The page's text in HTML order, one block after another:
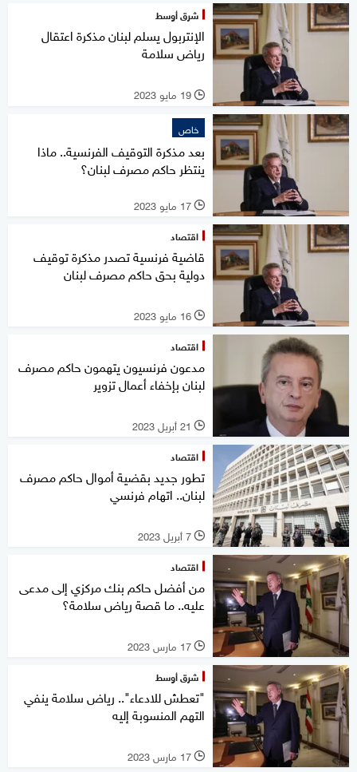
شرق أوسط
الإنتربول يسلم لبنان مذكرة اعتقال
رياض سلامة
l 19 مايو 2023
خاص
بعد مذكرة التوقيف الفرنسية.. ماذا
ينتظر حاكم مصرف لبنان؟
l 17 مايو 2023
اقتصاد
قاضية فرنسية تصدر مذكرة توقيف
دولية بحق حاكم مصرف لبنان
l 16 مايو 2023
اقتصاد
مدعون فرنسيون يتهمون حاكم مصرف
لبنان بإخفاء أعمال تزوير
l 21 أبريل 2023
اقتصاد
تطور جديد بقضية أموال حاكم مصرف
لبنان.. اتهام فرنسي
l 7 أبريل 2023
اقتصاد
من أفضل حاكم بنك مركزي إلى مدعى
عليه.. ما قصة رياض سلامة؟
l 17 مارس 2023
شرق أوسط
"تعطش للادعاء".. رياض سلامة ينفي
التهم المنسوبة إليه
l 17 مارس 2023